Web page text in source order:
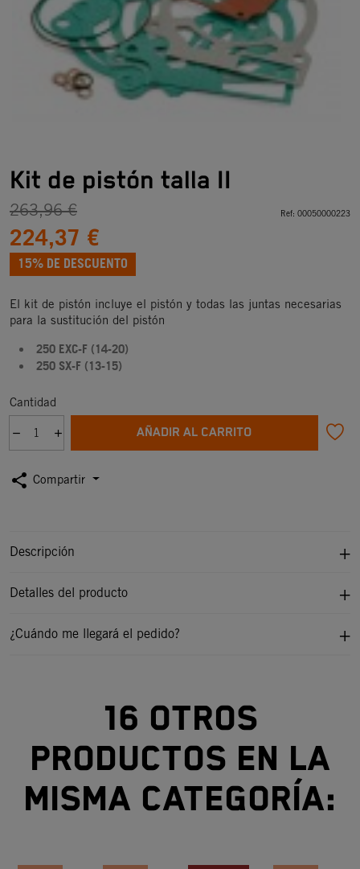
Kit de pistón talla II
263,96 €
224,37 €
15% DE DESCUENTO
Ref: 00050000223
El kit de pistón incluye el pistón y todas las juntas necesarias
para la sustitución del pistón
250 EXC-F (14-20)
250 SX-F (13-15)
Cantidad
AÑADIR AL CARRITO
share Compartir
Descripción
Detalles del producto
¿Cuándo me llegará el pedido?
16 otros
productos en la
misma categoría: